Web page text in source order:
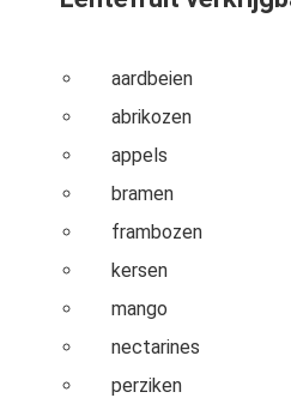
aardbeien
abrikozen
appels
bramen
frambozen
kersen
mango
nectarines
perziken